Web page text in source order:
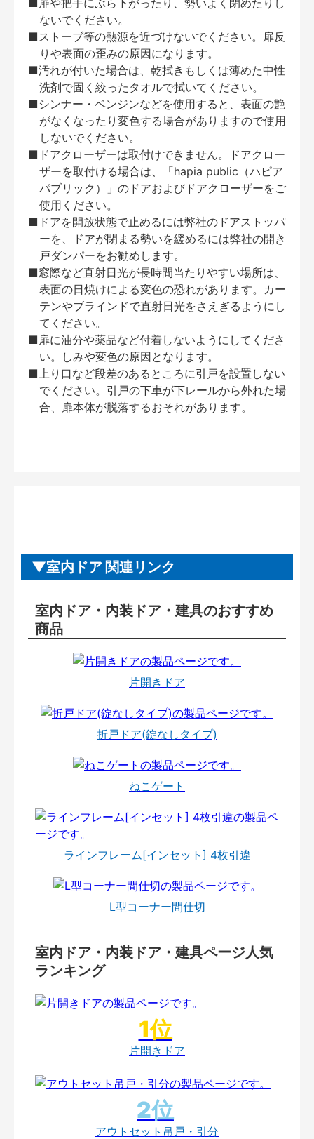
■扉や把手にぶら下がったり、勢いよく閉めたりし
ないでください。
■ストーブ等の熱源を近づけないでください。扉反
りや表面の歪みの原因になります。
■汚れが付いた場合は、乾拭きもしくは薄めた中性
洗剤で固く絞ったタオルで拭いてください。
■シンナー・ベンジンなどを使用すると、表面の艶
がなくなったり変色する場合がありますので使用
しないでください。
■ドアクローザーは取付けできません。ドアクロー
ザーを取付ける場合は、「hapia public（ハピア
パブリック）」のドアおよびドアクローザーをご
使用ください。
■ドアを開放状態で止めるには弊社のドアストッパ
ーを、ドアが閉まる勢いを緩めるには弊社の開き
戸ダンパーをお勧めします。
■窓際など直射日光が長時間当たりやすい場所は、
表面の日焼けによる変色の恐れがあります。カー
テンやブラインドで直射日光をさえぎるようにし
てください。
■扉に油分や薬品など付着しないようにしてくださ
い。しみや変色の原因となります。
■上り口など段差のあるところに引戸を設置しない
でください。引戸の下車が下レールから外れた場
合、扉本体が脱落するおそれがあります。
室内ドア 関連リンク
室内ドア・内装ドア・建具のおすすめ
商品
片開きドア
折戸ドア(錠なしタイプ)
ねこゲート
ラインフレーム[インセット] 4枚引違
L型コーナー間仕切
室内ドア・内装ドア・建具ページ人気
ランキング
片開きドア
アウトセット吊戸・引分